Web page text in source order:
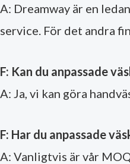
A: Dreamway är en
service. För det andra
F: Kan du anpassade
A: Ja, vi kan göra
F: Har du anpassade
A: Vanligtvis är vår